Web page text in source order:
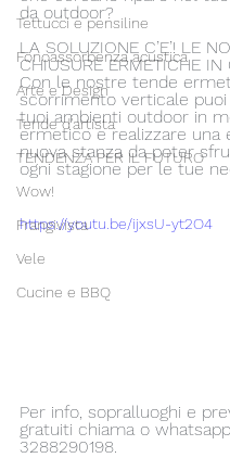
Tettucci e pensiline
Fonoassorbenza acustica
Arte e Design
Tende d'artista
TENDENZA PER IL FUTURO
Wow!
Frangivista
Vele
Cucine e BBQ
da outdoor?
LA SOLUZIONE C’E’! LE
CHIUSURE ERMETICHE IN
Con le nostre tende
scorrimento verticale puoi
tuoi ambienti outdoor in
ermetico e realizzare una
nuova stanza da poter
ogni stagione per le tue
https://youtu.be/ijxsU-yt2O4
Per info, sopralluoghi e
gratuiti chiama o
3288290198.